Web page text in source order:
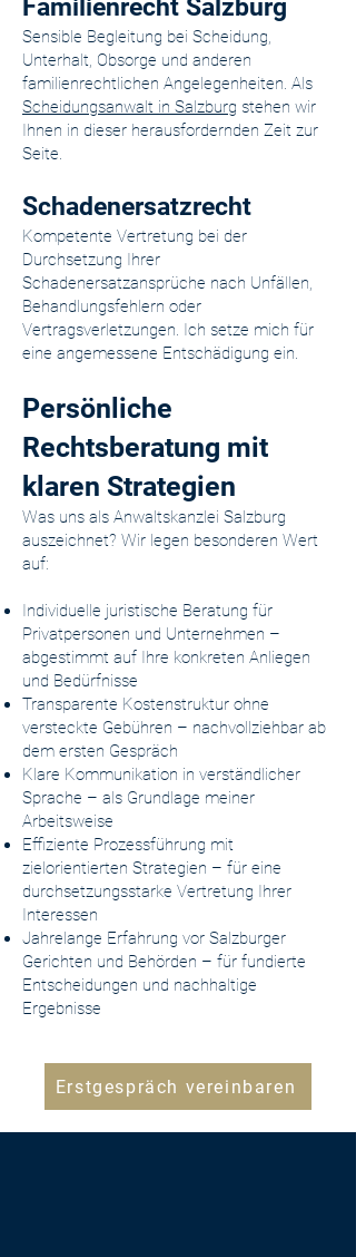
Familienrecht Salzburg
Sensible Begleitung bei Scheidung,
Unterhalt, Obsorge und anderen
familienrechtlichen Angelegenheiten. Als
Scheidungsanwalt in Salzburg stehen wir
Ihnen in dieser herausfordernden Zeit zur
Seite.
Schadenersatzrecht
Kompetente Vertretung bei der
Durchsetzung Ihrer
Schadenersatzansprüche nach Unfällen,
Behandlungsfehlern oder
Vertragsverletzungen. Ich setze mich für
eine angemessene Entschädigung ein.
Persönliche
Rechtsberatung mit
klaren Strategien
Was uns als Anwaltskanzlei Salzburg
auszeichnet? Wir legen besonderen Wert
auf:
Individuelle juristische Beratung für
Privatpersonen und Unternehmen –
abgestimmt auf Ihre konkreten Anliegen
und Bedürfnisse
Transparente Kostenstruktur ohne
versteckte Gebühren – nachvollziehbar ab
dem ersten Gespräch
Klare Kommunikation in verständlicher
Sprache – als Grundlage meiner
Arbeitsweise
Effiziente Prozessführung mit
zielorientierten Strategien – für eine
durchsetzungsstarke Vertretung Ihrer
Interessen
Jahrelange Erfahrung vor Salzburger
Gerichten und Behörden – für fundierte
Entscheidungen und nachhaltige
Ergebnisse
Erstgespräch vereinbaren